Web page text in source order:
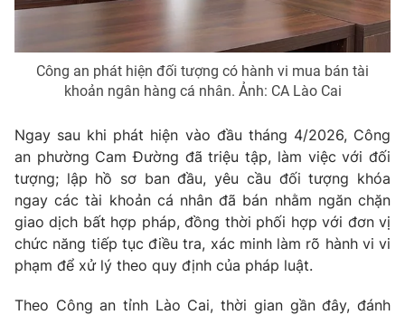
Video Shorts video
VTV Money VTV Thể thao
Thị trường 24h Tấm lòng Việt
VTV4 Vươn mình bằng AI
VTV9 VTV8
Công an phát hiện đối tượng có hành vi mua bán tài
khoản ngân hàng cá nhân. Ảnh: CA Lào Cai
Ngay sau khi phát hiện vào đầu tháng 4/2026, Công
an phường Cam Đường đã triệu tập, làm việc với đối
tượng; lập hồ sơ ban đầu, yêu cầu đối tượng khóa
ngay các tài khoản cá nhân đã bán nhằm ngăn chặn
giao dịch bất hợp pháp, đồng thời phối hợp với đơn vị
chức năng tiếp tục điều tra, xác minh làm rõ hành vi vi
phạm để xử lý theo quy định của pháp luật.
Theo Công an tỉnh Lào Cai, thời gian gần đây, đánh